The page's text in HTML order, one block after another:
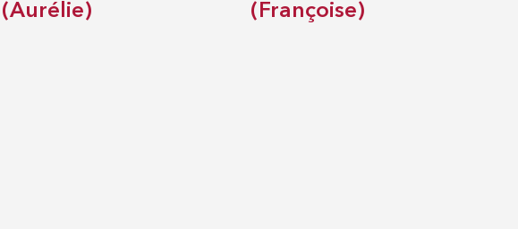
(Aurélie)
(Françoise)